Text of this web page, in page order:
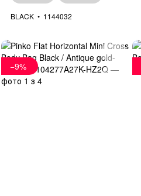
BLACK 1144032
−9%